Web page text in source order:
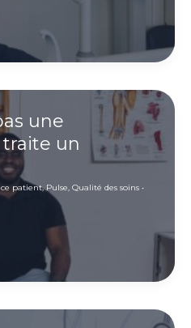
une
un
patient,Pulse, Qualité des soins•